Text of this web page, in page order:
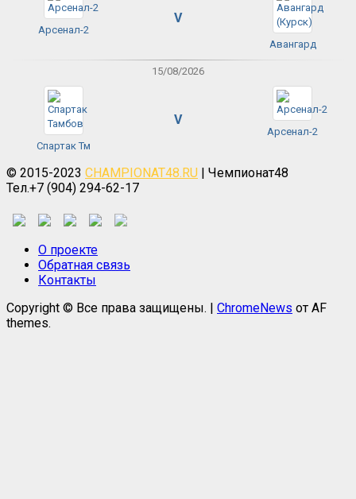
Арсенал-2
V
Авангард
15/08/2026
Спартак Тм
V
Арсенал-2
© 2015-2023 CHAMPIONAT48.RU | Чемпионат48
Тел.+7 (904) 294-62-17
О проекте
Обратная связь
Контакты
Copyright © Все права защищены. | ChromeNews от AF
themes.